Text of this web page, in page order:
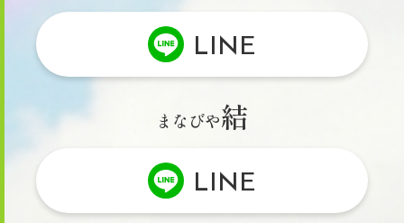
LINE
まなびや結
LINE